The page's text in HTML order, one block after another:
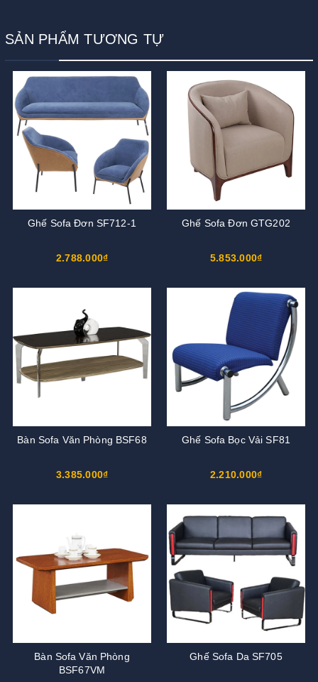
SẢN PHẨM TƯƠNG TỰ
Ghế Sofa Đơn SF712-1
2.788.000₫
Ghế Sofa Đơn GTG202
5.853.000₫
Bàn Sofa Văn Phòng BSF68
3.385.000₫
Ghế Sofa Bọc Vải SF81
2.210.000₫
Bàn Sofa Văn Phòng
BSF67VM
Ghế Sofa Da SF705